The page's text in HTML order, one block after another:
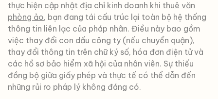
thực hiện cập nhật địa chỉ kinh doanh khi thuê văn
phòng ảo, bạn đang tái cấu trúc lại toàn bộ hệ thống
thông tin liên lạc của pháp nhân. Điều này bao gồm
việc thay đổi con dấu công ty (nếu chuyển quận),
thay đổi thông tin trên chữ ký số, hóa đơn điện tử và
các hồ sơ bảo hiểm xã hội của nhân viên. Sự thiếu
đồng bộ giữa giấy phép và thực tế có thể dẫn đến
những rủi ro pháp lý không đáng có.